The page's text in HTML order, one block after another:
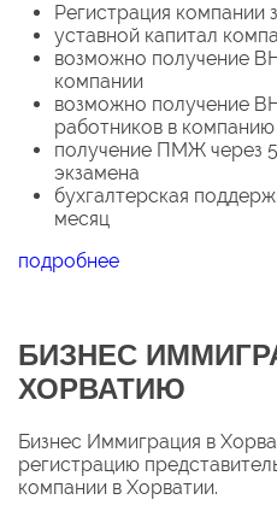
Регистрация компании
уставной капитал
возможно получение
компании
возможно получение
работников в компанию
получение ПМЖ через 5
экзамена
бухгалтерская
месяц
подробнее
БИЗНЕС
ХОРВАТИЮ
Бизнес Иммиграция в
регистрацию
компании в Хорватии.